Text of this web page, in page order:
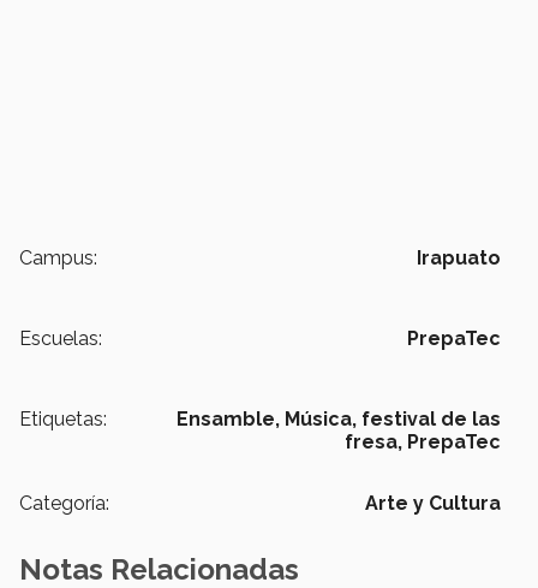
Campus: Irapuato
Escuelas: PrepaTec
Etiquetas: Ensamble, Música, festival de las
fresa, PrepaTec
Categoría: Arte y Cultura
Notas Relacionadas